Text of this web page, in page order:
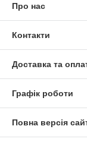
Про нас
Контакти
Доставка та
Графік роботи
Повна версія